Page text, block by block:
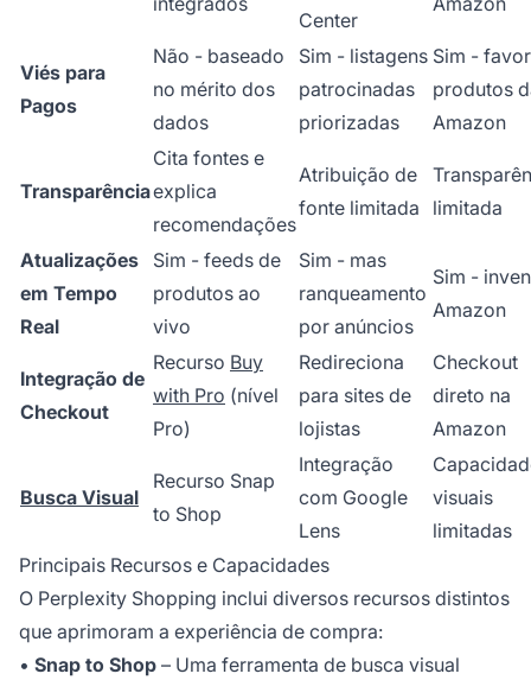
Center
Viés para
Pagos
Não - baseado
no mérito dos
dados
Sim - listagens
patrocinadas
priorizadas
Sim -
produtos
Amazon
Transparência
Cita fontes e
explica
recomendações
Atribuição de
fonte limitada
limitada
Atualizações
em Tempo
Real
Sim - feeds de
produtos ao
vivo
Sim - mas
ranqueamento
por anúncios
Sim -
Amazon
Integração de
Checkout
Recurso Buy
with Pro (nível
Pro)
Redireciona
para sites de
lojistas
Checkout
direto na
Amazon
Busca Visual
Recurso Snap
to Shop
Integração
com Google
Lens
visuais
limitadas
Principais Recursos e Capacidades
O Perplexity Shopping inclui diversos recursos distintos
que aprimoram a experiência de compra:
• Snap to Shop – Uma ferramenta de busca visual